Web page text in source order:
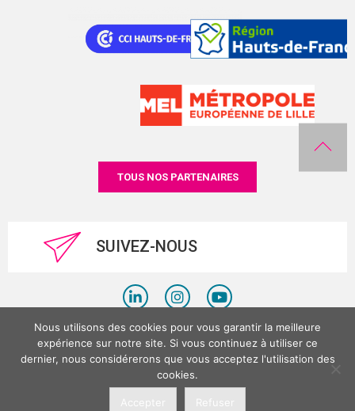
TOUS NOS PARTENAIRES
SUIVEZ-NOUS
Politique de confidentialité
Mentions légales
Nous utilisons des cookies pour vous garantir la meilleure
expérience sur notre site. Si vous continuez à utiliser ce
dernier, nous considérerons que vous acceptez l'utilisation des
cookies.
Accepter Refuser